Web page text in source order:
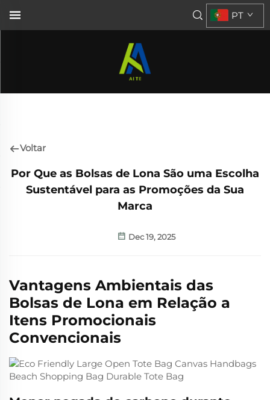
PT
Voltar
Por Que as Bolsas de Lona São uma Escolha
Sustentável para as Promoções da Sua
Marca
Dec 19, 2025
Vantagens Ambientais das
Bolsas de Lona em Relação a
Itens Promocionais
Convencionais